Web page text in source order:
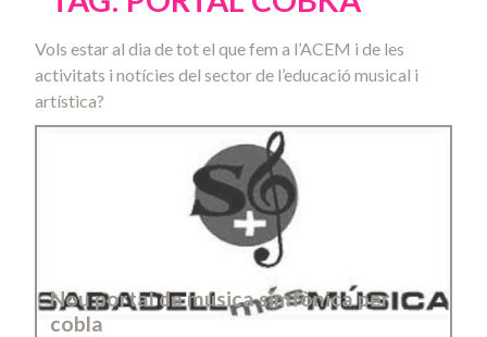
Vols estar al dia de tot el que fem a l’ACEM i de les
activitats i notícies del sector de l’educació musical i
artística?
Nou portal de música simfònica per
cobla